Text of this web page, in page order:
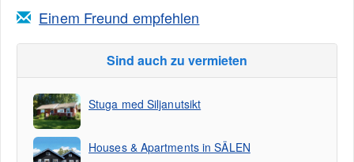
Einem Freund empfehlen
Sind auch zu vermieten
Stuga med Siljanutsikt
Houses & Apartments in SÄLEN